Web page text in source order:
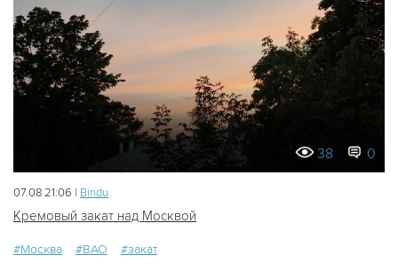
38 0
07.08 21:06 | Bindu
Кремовый закат над Москвой
#Москва #ВАО #закат